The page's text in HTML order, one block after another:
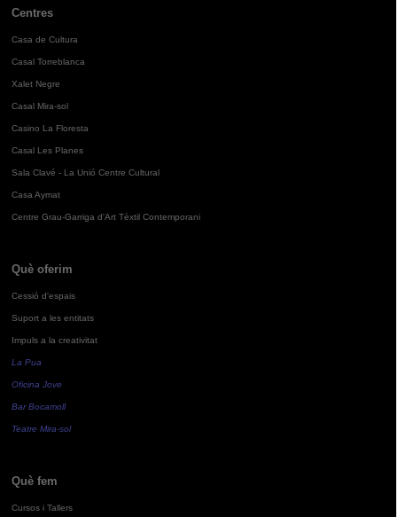
Centres
Casa de Cultura
Casal Torreblanca
Xalet Negre
Casal Mira-sol
Casino La Floresta
Casal Les Planes
Sala Clavé - La Unió Centre Cultural
Casa Aymat
Centre Grau-Garriga d'Art Tèxtil Contemporani
Què oferim
Cessió d'espais
Suport a les entitats
Impuls a la creativitat
La Pua
Oficina Jove
Bar Bocamoll
Teatre Mira-sol
Què fem
Cursos i Tallers